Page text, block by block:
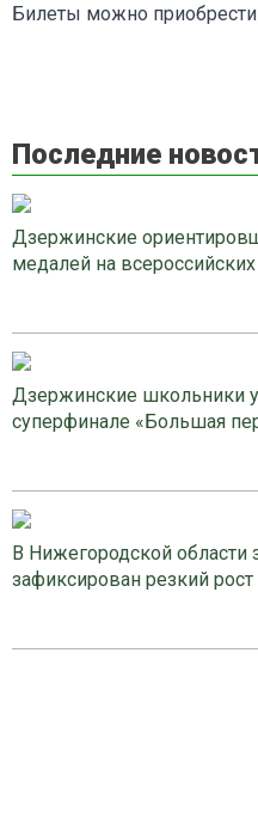
Билеты можно приобрести
Последние
Дзержинские
медалей на
Дзержинские школьники
суперфинале «Большая
В Нижегородской области
зафиксирован резкий